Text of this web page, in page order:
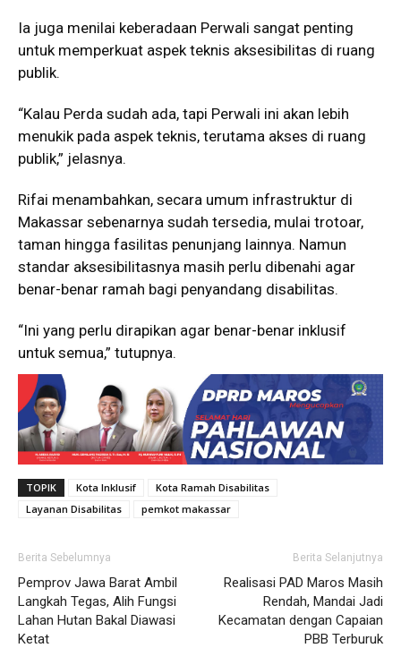
Ia juga menilai keberadaan Perwali sangat penting
untuk memperkuat aspek teknis aksesibilitas di ruang
publik.
“Kalau Perda sudah ada, tapi Perwali ini akan lebih
menukik pada aspek teknis, terutama akses di ruang
publik,” jelasnya.
Rifai menambahkan, secara umum infrastruktur di
Makassar sebenarnya sudah tersedia, mulai trotoar,
taman hingga fasilitas penunjang lainnya. Namun
standar aksesibilitasnya masih perlu dibenahi agar
benar-benar ramah bagi penyandang disabilitas.
“Ini yang perlu dirapikan agar benar-benar inklusif
untuk semua,” tutupnya.
TOPIK Kota Inklusif
Kota Ramah Disabilitas
Layanan Disabilitas
pemkot makassar
Berita Sebelumnya
Pemprov Jawa Barat Ambil
Langkah Tegas, Alih Fungsi
Lahan Hutan Bakal Diawasi
Ketat
Berita Selanjutnya
Realisasi PAD Maros Masih
Rendah, Mandai Jadi
Kecamatan dengan Capaian
PBB Terburuk